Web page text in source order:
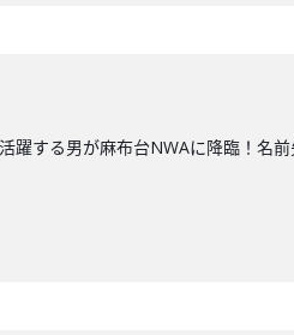
躍する男が麻布台NWAに降臨！名